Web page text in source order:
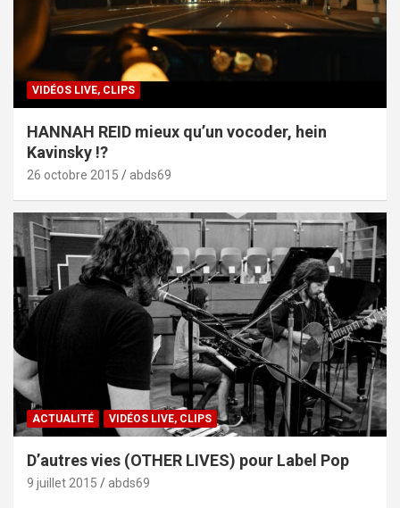
VIDÉOS LIVE, CLIPS
HANNAH REID mieux qu’un vocoder, hein
Kavinsky !?
26 octobre 2015 abds69
ACTUALITÉ VIDÉOS LIVE, CLIPS
D’autres vies (OTHER LIVES) pour Label Pop
9 juillet 2015 abds69